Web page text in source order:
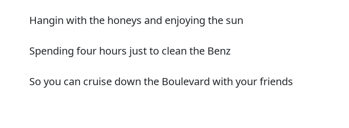
Hangin with the honeys and enjoying the sun
Spending four hours just to clean the Benz
So you can cruise down the Boulevard with your friends